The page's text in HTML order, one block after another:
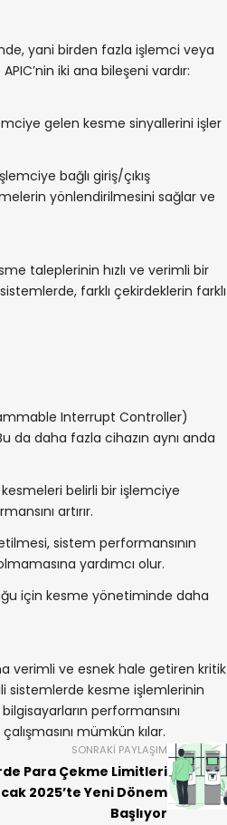
yani birden fazla işlemci veya
iki ana bileşeni vardır:
gelen kesme sinyallerini işler
bağlı giriş/çıkış
yönlendirilmesini sağlar ve
taleplerinin hızlı ve verimli bir
farklı çekirdeklerin farklı
Interrupt Controller)
da daha fazla cihazın aynı anda
belirli bir işlemciye
artırır.
sistem performansının
yardımcı olur.
için kesme yönetiminde daha
verimli ve esnek hale getiren kritik
sistemlerde kesme işlemlerinin
performansını
mümkün kılar.
SONRAKI PAYLAŞIM
Para Çekme Limitleri
2025’te Yeni Dönem
Başlıyor